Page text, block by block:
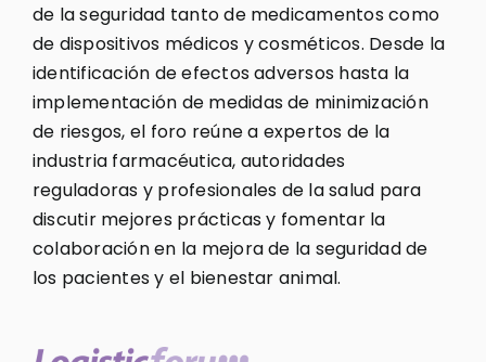
de la seguridad tanto de medicamentos como
de dispositivos médicos y cosméticos. Desde la
identificación de efectos adversos hasta la
implementación de medidas de minimización
de riesgos, el foro reúne a expertos de la
industria farmacéutica, autoridades
reguladoras y profesionales de la salud para
discutir mejores prácticas y fomentar la
colaboración en la mejora de la seguridad de
los pacientes y el bienestar animal.